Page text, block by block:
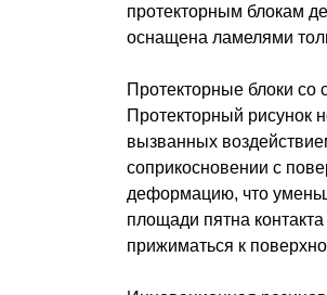
протекторным блокам
оснащена ламелями
Протекторные блоки
Протекторный рисунок
вызванных
соприкосновении с
деформацию, что
площади пятна
прижиматься к